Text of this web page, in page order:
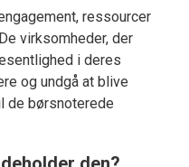
ressourcer
virksomheder, der
i deres
og undgå at blive
de børsnoterede